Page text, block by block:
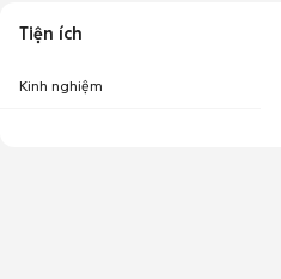
Tiện ích
Kinh nghiệm